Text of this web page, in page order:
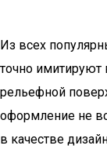
Из всех
точно имитируют
рельефной
оформление не
в качестве